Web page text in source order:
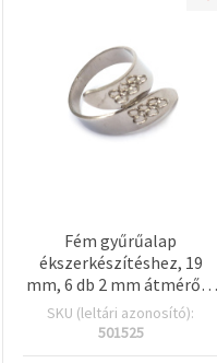
Fém gyűrűalap
ékszerkészítéshez, 19
mm, 6 db 2 mm átmérőjű
lyukkal, ezüst színű
SKU (leltári azonosító):
501525